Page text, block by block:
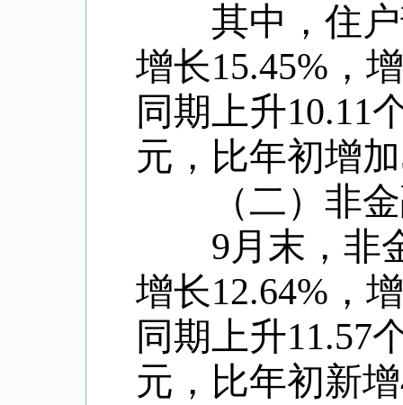
其中，住户
增长15.45% ，
同期上升10.11
元，比年初增加
（二）非金
9月末，非
增长12.64% ，
同期上升11.57
元，比年初新增